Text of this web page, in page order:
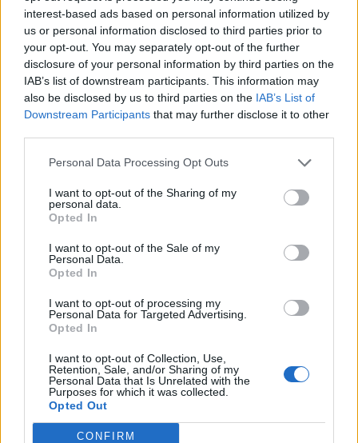
interest-based ads based on personal information utilized by
us or personal information disclosed to third parties prior to
your opt-out. You may separately opt-out of the further
disclosure of your personal information by third parties on the
IAB’s list of downstream participants. This information may
also be disclosed by us to third parties on the IAB’s List of
Downstream Participants that may further disclose it to other
Personal Data Processing Opt Outs
I want to opt-out of the Sharing of my
personal data.
Opted In
I want to opt-out of the Sale of my
Personal Data.
Opted In
I want to opt-out of processing my
Personal Data for Targeted Advertising.
Opted In
I want to opt-out of Collection, Use,
Retention, Sale, and/or Sharing of my
Personal Data that Is Unrelated with the
Purposes for which it was collected.
Opted Out
CONFIRM
Kritiek op Engels van Míchel genuanceerd: ‘Ajax-
spelers snappen dat echt wel’
De eerste Míchel-dagen bij Ajax: Blind coacht,
Gloukh krijgt standje en Ceballos wordt gebeld
Blind kan bij Ajax de speler naast Míchel worden
“Twente was toen niet haalbaar”: Weghorst blikt
terug op Ajax-keuze
De transferprioriteiten van Ajax worden steeds
duidelijker
Ajax begint voorbereiding met nederlaag: zo ziet
de route naar PEC eruit
Zo overtuigde PSV Sven Mijnans en bleef Ajax
met lege handen achter